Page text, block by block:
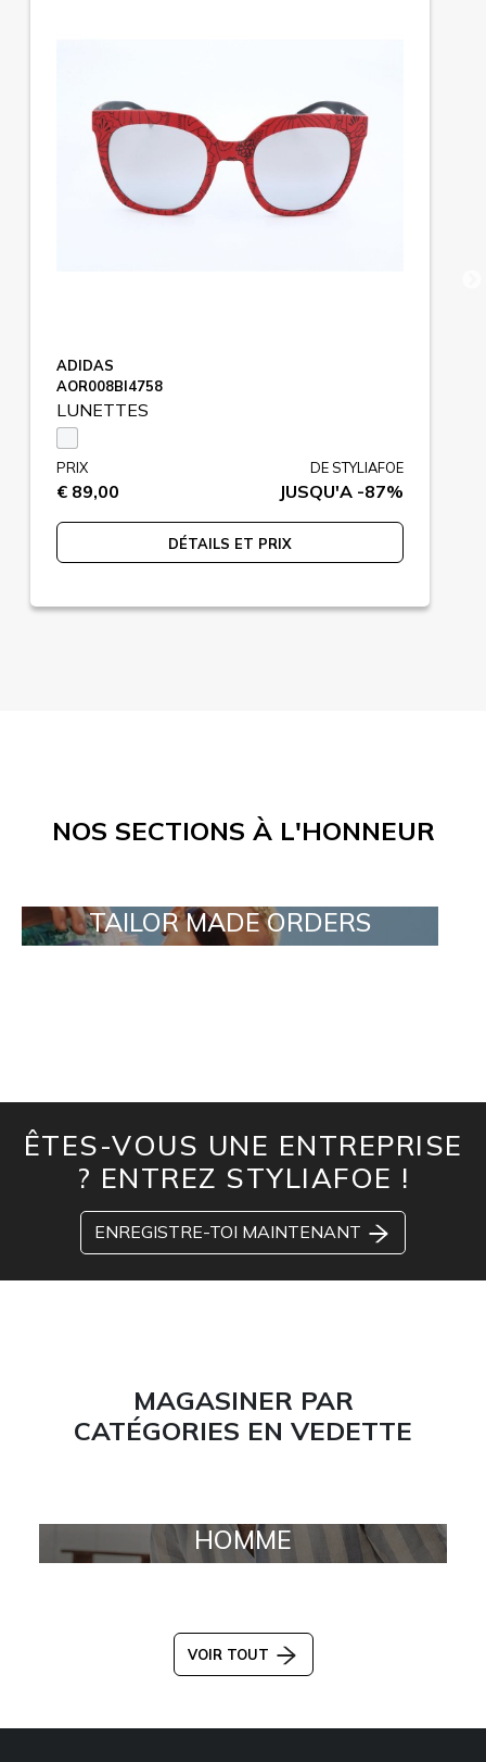
ADIDAS
AOR008BI4758
LUNETTES
PRIX
€ 89,00
DE STYLIAFOE
JUSQU'A -87%
DÉTAILS ET PRIX
NOS SECTIONS À L'HONNEUR
TAILOR MADE ORDERS
ÊTES-VOUS UNE ENTREPRISE
? ENTREZ STYLIAFOE !
ENREGISTRE-TOI MAINTENANT
MAGASINER PAR
CATÉGORIES EN VEDETTE
HOMME
VOIR TOUT